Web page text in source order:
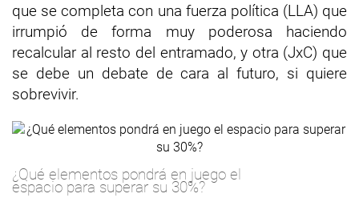
que se completa con una fuerza política (LLA) que
irrumpió de forma muy poderosa haciendo
recalcular al resto del entramado, y otra (JxC) que
se debe un debate de cara al futuro, si quiere
sobrevivir.
¿Qué elementos pondrá en juego el
espacio para superar su 30%?